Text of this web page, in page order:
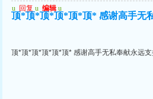
u 回复 u 编辑 u
顶*顶*顶*顶*顶*顶* 感谢高手无
顶*顶*顶*顶*顶*顶* 感谢高手无私奉献永远